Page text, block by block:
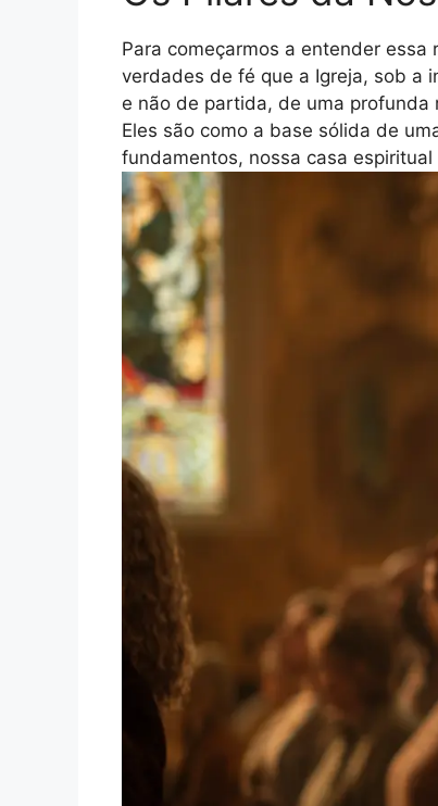
Para começarmos a entender
verdades de fé que a Igreja, sob a
e não de partida, de uma profunda
Eles são como a base sólida de
fundamentos, nossa casa